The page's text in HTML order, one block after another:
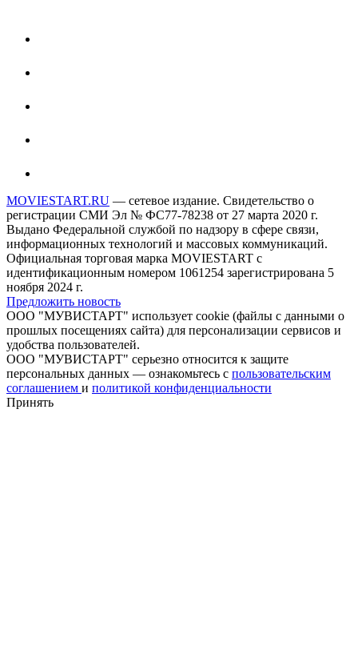
MOVIESTART.RU — сетевое издание. Свидетельство о
регистрации СМИ Эл № ФС77-78238 от 27 марта 2020 г.
Выдано Федеральной службой по надзору в сфере связи,
информационных технологий и массовых коммуникаций.
Официальная торговая марка MOVIESTART с
идентификационным номером 1061254 зарегистрирована 5
ноября 2024 г.
Предложить новость
ООО "МУВИСТАРТ" использует cookie (файлы с данными о
прошлых посещениях сайта) для персонализации сервисов и
удобства пользователей.
ООО "МУВИСТАРТ" серьезно относится к защите
персональных данных — ознакомьтесь с пользовательским
соглашением и политикой конфиденциальности
Принять